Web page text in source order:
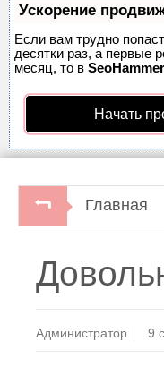
Ускорение
Если вам трудно
десятки раз, а первые
месяц, то в SeoHammer
Начать
Главная
писатель", 1969.
Администратор 9